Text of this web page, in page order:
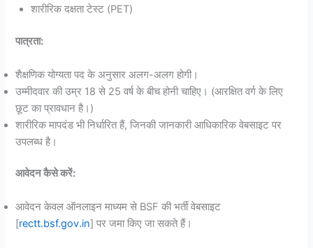
शारीरिक दक्षता टेस्ट (PET)
पात्रता:
शैक्षणिक योग्यता पद के अनुसार अलग-अलग होगी।
उम्मीदवार की उम्र 18 से 25 वर्ष के बीच होनी चाहिए। (आरक्षित वर्ग के लिए
छूट का प्रावधान है।)
शारीरिक मापदंड भी निर्धारित हैं, जिनकी जानकारी आधिकारिक वेबसाइट पर
उपलब्ध है।
आवेदन कैसे करें:
आवेदन केवल ऑनलाइन माध्यम से BSF की भर्ती वेबसाइट
[rectt.bsf.gov.in] पर जमा किए जा सकते हैं।